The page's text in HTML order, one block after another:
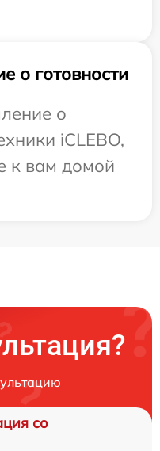
о готовности
о
iCLEBO,
к вам домой
со